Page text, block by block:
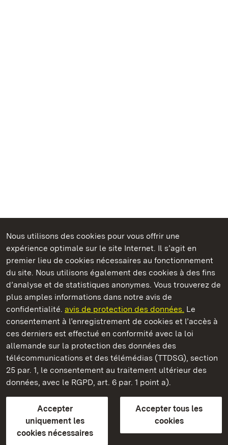
Nous utilisons des cookies pour vous offrir une
expérience optimale sur le site Internet. Il s’agit en
premier lieu de cookies nécessaires au fonctionnement
du site. Nous utilisons également des cookies à des fins
d’analyse et de statistiques anonymes. Vous trouverez de
plus amples informations dans notre avis de
confidentialité. avis de protection des données. Le
consentement à l’enregistrement de cookies et l’accès à
ces derniers est effectué en conformité avec la loi
allemande sur la protection des données des
télécommunications et des télémédias (TTDSG), section
25 par. 1, le consentement au traitement ultérieur des
données, avec le RGPD, art. 6 par. 1 point a).
Accepter
uniquement les
cookies nécessaires
Accepter tous les
cookies
Châteaux et jardins publics du Bade-Wurtemberg
Château-fort de Wäscherschloss
Châteaux et jardins publics du Bade-Wurtemberg
FAQ et réponsesMentions légalesProtection des données
Explications sur l’accessibilité
BITV-konform (geprüfte Seiten)
plus loin
Accueil